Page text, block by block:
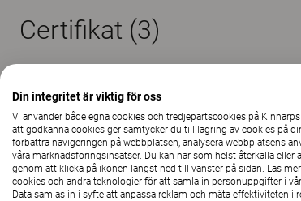
Certifikat (3)
The Better Effect Index
Din integritet är viktig för oss
Vi använder både egna cookies och tredjepartscookies på
att godkänna cookies ger samtycker du till lagring av cookies på
förbättra navigeringen på webbplatsen, analysera webbplatsens
våra marknadsföringsinsatser. Du kan när som helst återkalla eller
genom att klicka på ikonen längst ned till vänster på sidan. Läs
cookies och andra teknologier för att samla in personuppgifter i
Data samlas in i syfte att anpassa reklam och mäta effektiviteten i